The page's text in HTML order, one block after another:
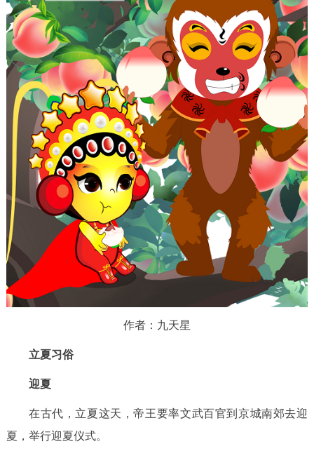
作者：九天星
立夏习俗
迎夏
在古代，立夏这天，帝王要率文武百官到京城南郊去迎
夏，举行迎夏仪式。